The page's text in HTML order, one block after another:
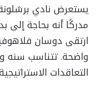
يستعرض نادي
مدركًا أنه بحاجة
ارتقى دوسان
واضحة. تتناسب
التعاقدات